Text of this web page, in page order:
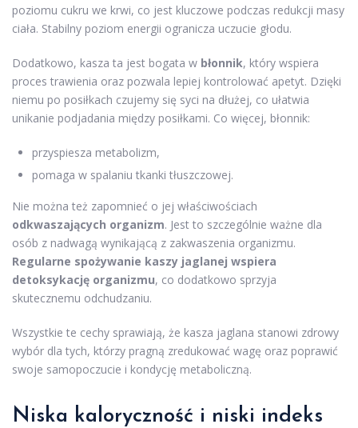
poziomu cukru we krwi, co jest kluczowe podczas redukcji masy
ciała. Stabilny poziom energii ogranicza uczucie głodu.
Dodatkowo, kasza ta jest bogata w błonnik, który wspiera
proces trawienia oraz pozwala lepiej kontrolować apetyt. Dzięki
niemu po posiłkach czujemy się syci na dłużej, co ułatwia
unikanie podjadania między posiłkami. Co więcej, błonnik:
przyspiesza metabolizm,
pomaga w spalaniu tkanki tłuszczowej.
Nie można też zapomnieć o jej właściwościach
odkwaszających organizm. Jest to szczególnie ważne dla
osób z nadwagą wynikającą z zakwaszenia organizmu.
Regularne spożywanie kaszy jaglanej wspiera
detoksykację organizmu, co dodatkowo sprzyja
skutecznemu odchudzaniu.
Wszystkie te cechy sprawiają, że kasza jaglana stanowi zdrowy
wybór dla tych, którzy pragną zredukować wagę oraz poprawić
swoje samopoczucie i kondycję metaboliczną.
Niska kaloryczność i niski indeks